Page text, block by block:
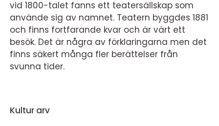
vid 1800-talet fanns ett teatersällskap som
använde sig av namnet. Teatern byggdes 1881
och finns fortfarande kvar och är värt ett
besök. Det är några av förklaringarna men det
finns säkert många fler berättelser från
svunna tider.
Kultur arv